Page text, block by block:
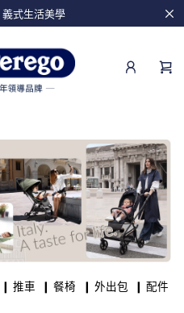
式生活美學
❙ 推車 ❙ 餐椅 ❙ 外出包 ❙ 配件